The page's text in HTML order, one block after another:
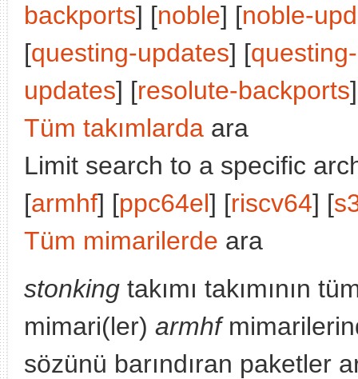
backports] [noble] [noble-
[questing-updates] [
updates] [resolute-backports
Tüm takımlarda ara
Limit search to a specific
[armhf] [ppc64el] [riscv64] [
Tüm mimarilerde ara
stonking takımı takımının
mimari(ler) armhf
sözünü barındıran paketler